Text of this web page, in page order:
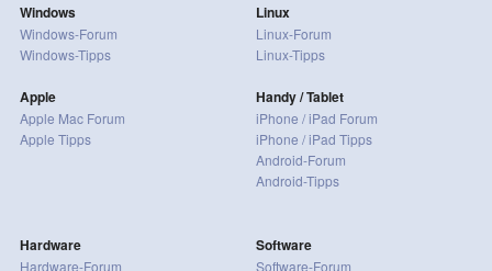
Windows
Windows-Forum
Windows-Tipps
Apple
Apple Mac Forum
Apple Tipps
Linux
Linux-Forum
Linux-Tipps
Handy / Tablet
iPhone / iPad Forum
iPhone / iPad Tipps
Android-Forum
Android-Tipps
Hardware
Hardware-Forum
Software
Software-Forum